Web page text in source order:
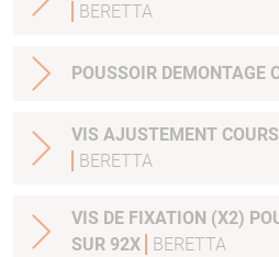
BERETTA
POUSSOIR DEMONTAGE
VIS AJUSTEMENT
BERETTA
VIS DE FIXATION (X2) POUR
SUR 92X
BERETTA